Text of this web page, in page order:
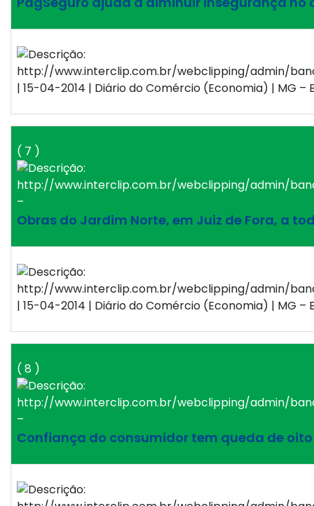
| 15-04-2014 | Diário do Comércio (Economia) | MG –
( 7 )
–
Obras do Jardim Norte, em Juiz de Fora, a
| 15-04-2014 | Diário do Comércio (Economia) | MG –
( 8 )
–
Confiança do consumidor tem queda de